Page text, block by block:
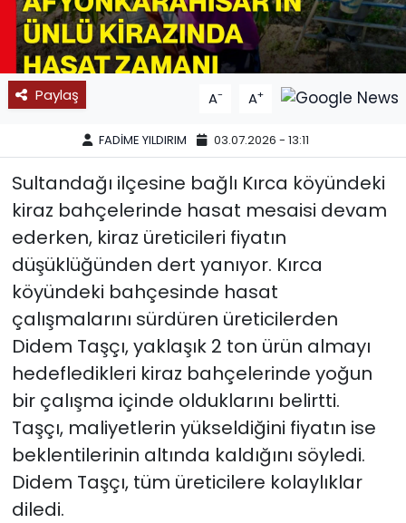
Paylaş A- A+
FADİME YILDIRIM 03.07.2026 - 13:11
Sultandağı ilçesine bağlı Kırca köyündeki
kiraz bahçelerinde hasat mesaisi devam
ederken, kiraz üreticileri fiyatın
düşüklüğünden dert yanıyor. Kırca
köyündeki bahçesinde hasat
çalışmalarını sürdüren üreticilerden
Didem Taşçı, yaklaşık 2 ton ürün almayı
hedefledikleri kiraz bahçelerinde yoğun
bir çalışma içinde olduklarını belirtti.
Taşçı, maliyetlerin yükseldiğini fiyatın ise
beklentilerinin altında kaldığını söyledi.
Didem Taşçı, tüm üreticilere kolaylıklar
diledi.